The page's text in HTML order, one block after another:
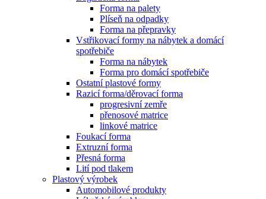
Forma na palety
Plíseň na odpadky
Forma na přepravky
Vstřikovací formy na nábytek a domácí
spotřebiče
Forma na nábytek
Forma pro domácí spotřebiče
Ostatní plastové formy
Razicí forma/děrovací forma
progresivní zemře
přenosové matrice
linkové matrice
Foukací forma
Extruzní forma
Přesná forma
Lití pod tlakem
Plastový výrobek
Automobilové produkty